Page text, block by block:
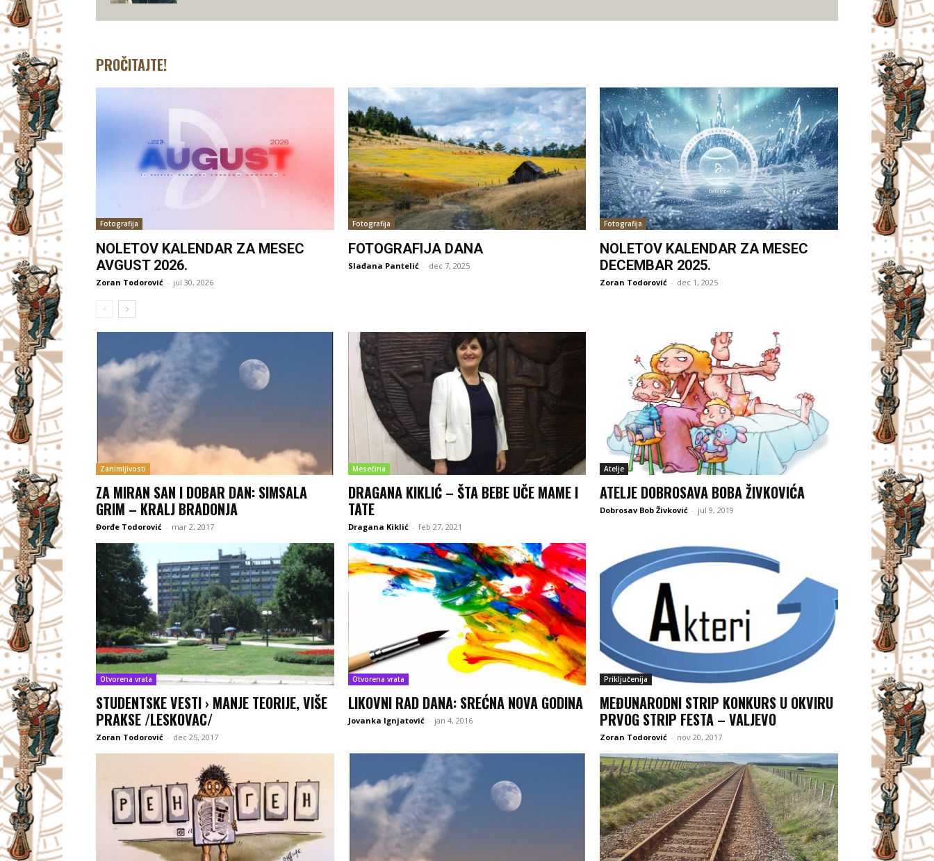
PROČITAJTE!
Fotografija
NOLETOV KALENDAR ZA MESEC
AVGUST 2026.
Zoran Todorović - jul 30, 2026
Fotografija
FOTOGRAFIJA DANA
Slađana Pantelić - dec 7, 2025
Fotografija
NOLETOV KALENDAR ZA MESEC
DECEMBAR 2025.
Zoran Todorović - dec 1, 2025
Zanimljivosti
ZA MIRAN SAN I DOBAR DAN: SIMSALA
GRIM – KRALJ BRADONJA
Đorđe Todorović - mar 2, 2017
Mesečina
DRAGANA KIKLIĆ – ŠTA BEBE UČE MAME I
TATE
Dragana Kiklić - feb 27, 2021
Atelje
ATELJE DOBROSAVA BOBA ŽIVKOVIĆA
Dobrosav Bob Živković - jul 9, 2019
Otvorena vrata
STUDENTSKE VESTI › MANJE TEORIJE, VIŠE
PRAKSE /LESKOVAC/
Zoran Todorović - dec 25, 2017
Otvorena vrata
LIKOVNI RAD DANA: SREĆNA NOVA GODINA
Jovanka Ignjatović - jan 4, 2016
Priključenija
MEĐUNARODNI STRIP KONKURS U OKVIRU
PRVOG STRIP FESTA – VALJEVO
Zoran Todorović - nov 20, 2017